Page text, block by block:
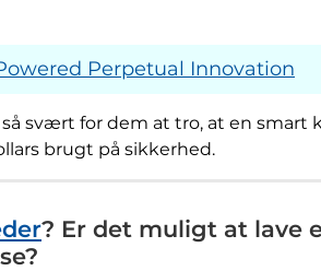
Perpetual Innovation
svært for dem at tro, at en smart
brugt på sikkerhed.
? Er det muligt at lave